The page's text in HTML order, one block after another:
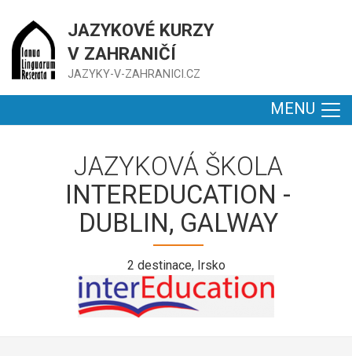
JAZYKOVÉ KURZY
V ZAHRANIČÍ
JAZYKY-V-ZAHRANICI.CZ
MENU
JAZYKOVÁ ŠKOLA
INTEREDUCATION -
DUBLIN, GALWAY
2 destinace, Irsko